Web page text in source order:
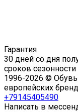
Гарантия
30 дней со дня
сроков сезонности
1996-2026 ©
европейских
+79145405490
Написать в